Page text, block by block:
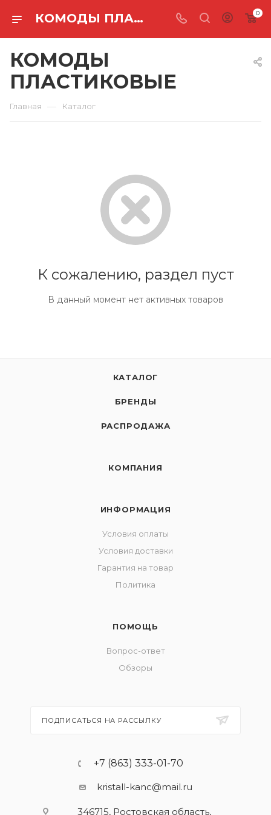
КОМОДЫ ПЛАСТИКОВЫЕ 0
КОМОДЫ
ПЛАСТИКОВЫЕ
Главная — Каталог
К сожалению, раздел пуст
В данный момент нет активных товаров
КАТАЛОГ
БРЕНДЫ
РАСПРОДАЖА
КОМПАНИЯ
ИНФОРМАЦИЯ
Условия оплаты
Условия доставки
Гарантия на товар
Политика
ПОМОЩЬ
Вопрос-ответ
Обзоры
ПОДПИСАТЬСЯ НА РАССЫЛКУ
+7 (863) 333-01-70
kristall-kanc@mail.ru
346715, Ростовская область​,